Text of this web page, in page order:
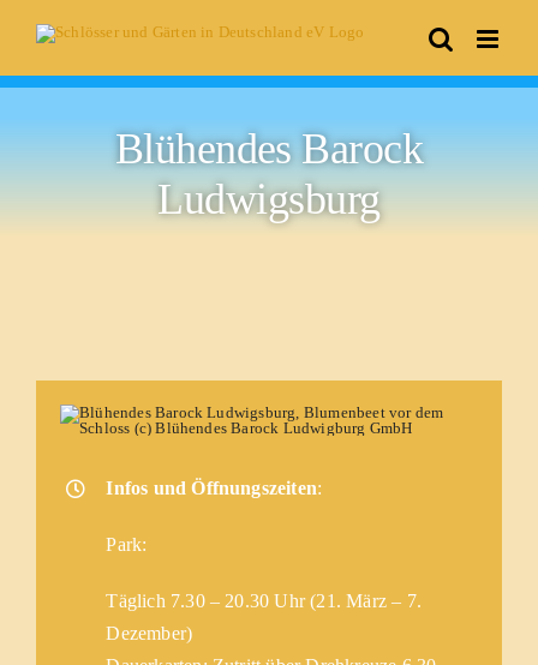
Blühendes Barock
Ludwigsburg
Infos und Öffnungszeiten:
Park:
Täglich 7.30 – 20.30 Uhr (21. März – 7.
Dezember)